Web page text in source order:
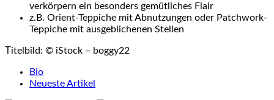
verkörpern ein besonders gemütliches Flair
z.B. Orient-Teppiche mit Abnutzungen oder Patchwork-
Teppiche mit ausgeblichenen Stellen
Titelbild: © iStock – boggy22
following
Bio
Neueste Artikel